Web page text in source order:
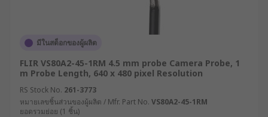
มีในสต็อกของผู้ผลิต
FLIR VS80A2-45-1RM 4.5 mm probe Camera Probe, 1
m Probe Length, 640 x 480 pixel Resolution
RS Stock No. 261-3773
หมายเลขชิ้นส่วนของผู้ผลิต / Mfr. Part No. VS80A2-45-1RM
ยอดรวมย่อย (1 ชิ้น)